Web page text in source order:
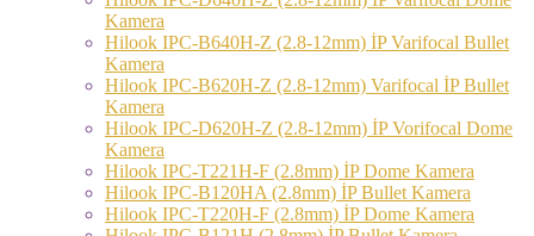
Kamera
Hilook IPC-B640H-Z (2.8-12mm) İP Varifocal Bullet
Kamera
Hilook IPC-B620H-Z (2.8-12mm) Varifocal İP Bullet
Kamera
Hilook IPC-D620H-Z (2.8-12mm) İP Vorifocal Dome
Kamera
Hilook IPC-T221H-F (2.8mm) İP Dome Kamera
Hilook IPC-B120HA (2.8mm) İP Bullet Kamera
Hilook IPC-T220H-F (2.8mm) İP Dome Kamera